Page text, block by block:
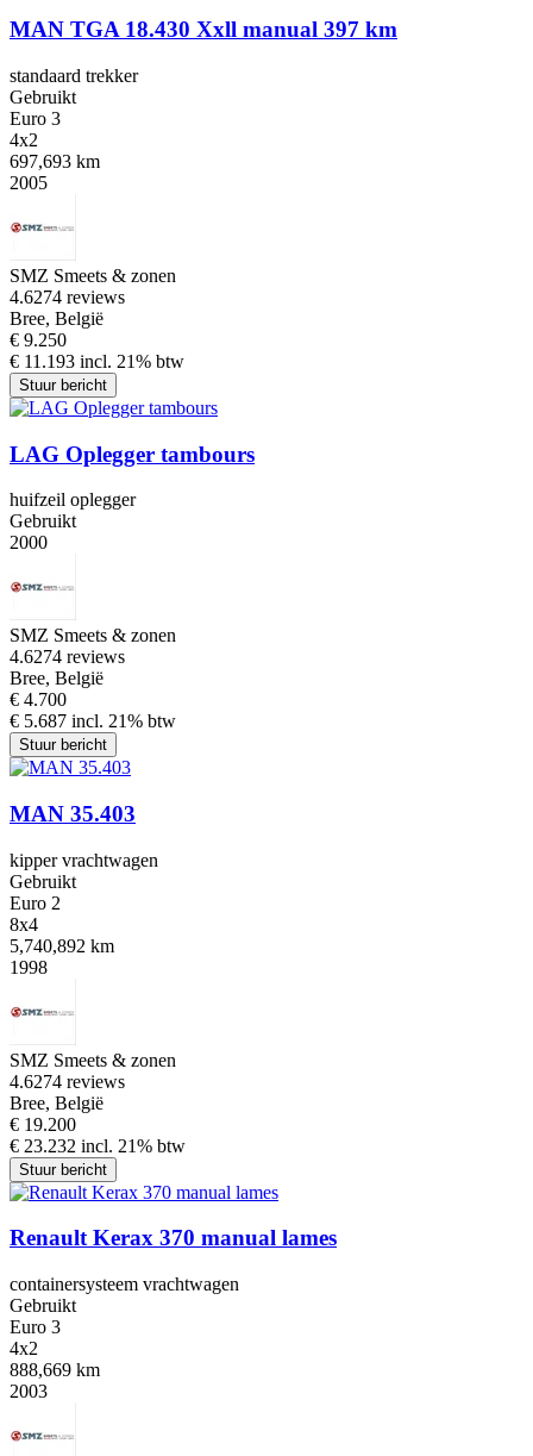
MAN TGA 18.430 Xxll manual 397 km
standaard trekker
Gebruikt
Euro 3
4x2
697,693 km
2005
SMZ Smeets & zonen
4.6274 reviews
Bree, België
€ 9.250
€ 11.193 incl. 21% btw
Stuur bericht
LAG Oplegger tambours
huifzeil oplegger
Gebruikt
2000
SMZ Smeets & zonen
4.6274 reviews
Bree, België
€ 4.700
€ 5.687 incl. 21% btw
Stuur bericht
MAN 35.403
kipper vrachtwagen
Gebruikt
Euro 2
8x4
5,740,892 km
1998
SMZ Smeets & zonen
4.6274 reviews
Bree, België
€ 19.200
€ 23.232 incl. 21% btw
Stuur bericht
Renault Kerax 370 manual lames
containersysteem vrachtwagen
Gebruikt
Euro 3
4x2
888,669 km
2003